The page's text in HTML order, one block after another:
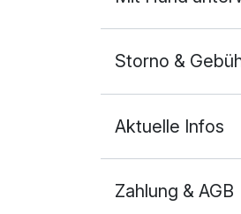
Storno &
Aktuelle Infos
Zahlung & AGB